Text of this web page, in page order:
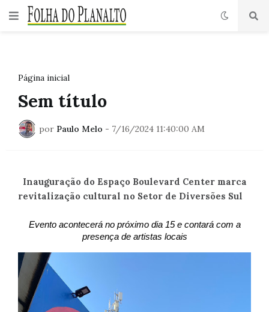
Página inicial
Sem título
por Paulo Melo - 7/16/2024 11:40:00 AM
Inauguração do Espaço Boulevard Center marca
revitalização cultural no Setor de Diversões Sul
Evento acontecerá no próximo dia 15 e contará com a
presença de artistas locais